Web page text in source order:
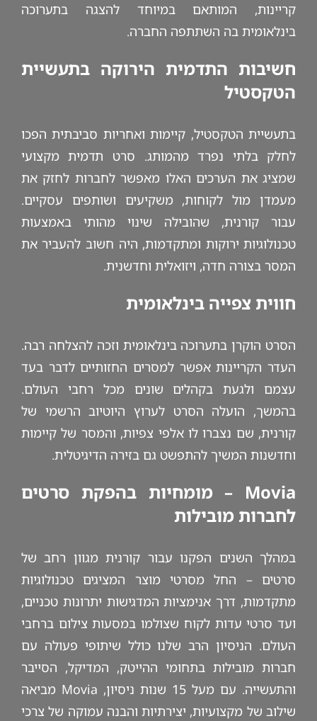
קריינות, המותאם במיוחד להצגה בתערוכה
בינלאומית בה השתתפה החברה.
חשיבות התדמית הירוקה בתעשיית
הטקסטיל
בתעשיית הטקסטיל, קיימות ואחריות סביבתית הפכו
לחלק בלתי נפרד מהמותג. סרט תדמית מקצועי
שמציג את הערכים האלו מאפשר לחברות לחזק את
מעמדן מול לקוחות, משקיעים ושותפים עסקיים.
עבור קורנית, שהובילה שינוי מהותי באמצעות
טכנולוגיות ירוקות ומתקדמות, היה חשוב להעביר את
המסר בצורה חדה, ויזואלית וחדשנית.
חווית צפייה בינלאומית
הסרט הוקרן בתערוכה בינלאומית וזכה להצלחה רבה.
העדר הקריינות אפשר למסרים החזותיים לדבר בעד
עצמם ולגעת בקהלים שונים מכל רחבי העולם.
בהמשך, הועלה הסרט לערוץ היוטיוב הרשמי של
קורנית, שם נצברו לו אלפי צפיות, והמסר של קיימות
וחדשנות המשיך להתפשט גם בזירה הדיגיטלית.
Movia – מומחיות בהפקת סרטים
לחברות מובילות
במהלך השנים הפקנו עבור קורנית מגוון רחב של
סרטים – החל מסרטי מוצר המציגים טכנולוגיות
מתקדמות, דרך אנימציות המדגישות יתרונות טכניים,
ועד סרטי עדות לקוח שצולמו במסעות צילום ברחבי
העולם. הניסיון הרב שלנו כולל שיתופי פעולה עם
חברות מובילות בתחומי ההייטק, המדיקל, הסייבר
והתעשייה. עם מעל 15 שנות ניסיון, Movia מביאה
שילוב של מקצועיות, יצירתיות והבנה עמוקה של צרכי